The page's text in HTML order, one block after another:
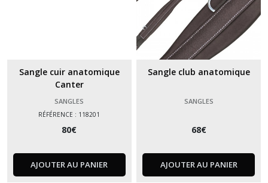
Sangle cuir anatomique
Canter
SANGLES
RÉFÉRENCE : 118201
80€
AJOUTER AU PANIER
Sangle club anatomique
SANGLES
68€
AJOUTER AU PANIER